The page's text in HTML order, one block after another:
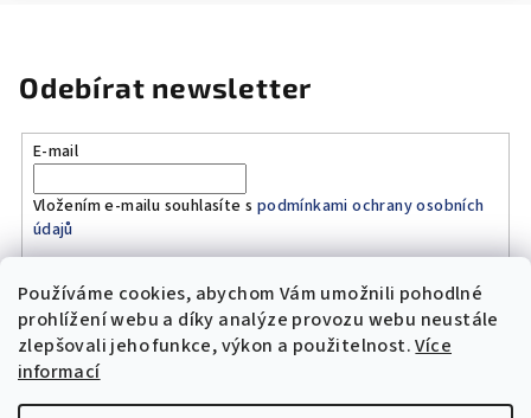
Používáme cookies, abychom Vám umožnili pohodlné
prohlížení webu a díky analýze provozu webu neustále
zlepšovali jeho funkce, výkon a použitelnost.Více
informací
Odebírat newsletter
E-mail
Vložením e-mailu souhlasíte s podmínkami ochrany osobních
údajů
Přihlásit se
Copyright 2026Original Moto Shop. Všechna práva